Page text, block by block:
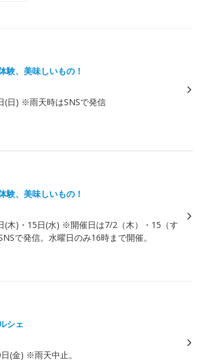
験、美味しいもの！
(日) ※雨天時はSNSで発信
験、美味しいもの！
(木)・15日(水) ※開催日は7/2（木）・15（す
で発信。水曜日のみ16時まで開催。
シェ
(金) ※雨天中止。